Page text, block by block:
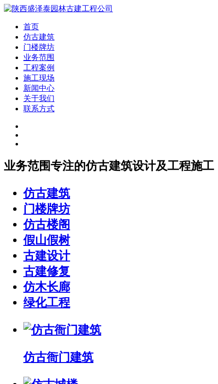
首页
仿古建筑
门楼牌坊
业务范围
工程案例
施工现场
新闻中心
关于我们
联系方式
业务范围专注的仿古建筑设计及工程施工
仿古建筑
门楼牌坊
仿古楼阁
假山假树
古建设计
古建修复
仿木长廊
绿化工程
仿古衙门建筑